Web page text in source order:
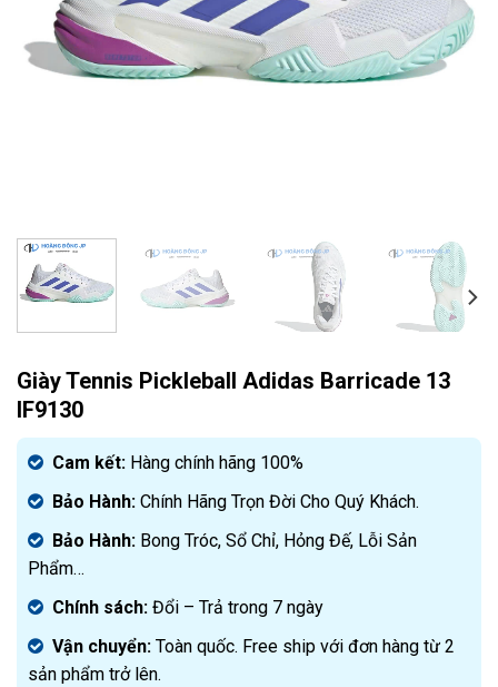
Giày Tennis Pickleball Adidas Barricade 13
IF9130
Cam kết: Hàng chính hãng 100%
Bảo Hành: Chính Hãng Trọn Đời Cho Quý Khách.
Bảo Hành: Bong Tróc, Sổ Chỉ, Hỏng Đế, Lỗi Sản
Phẩm…
Chính sách: Đổi – Trả trong 7 ngày
Vận chuyển: Toàn quốc. Free ship với đơn hàng từ 2
sản phẩm trở lên.